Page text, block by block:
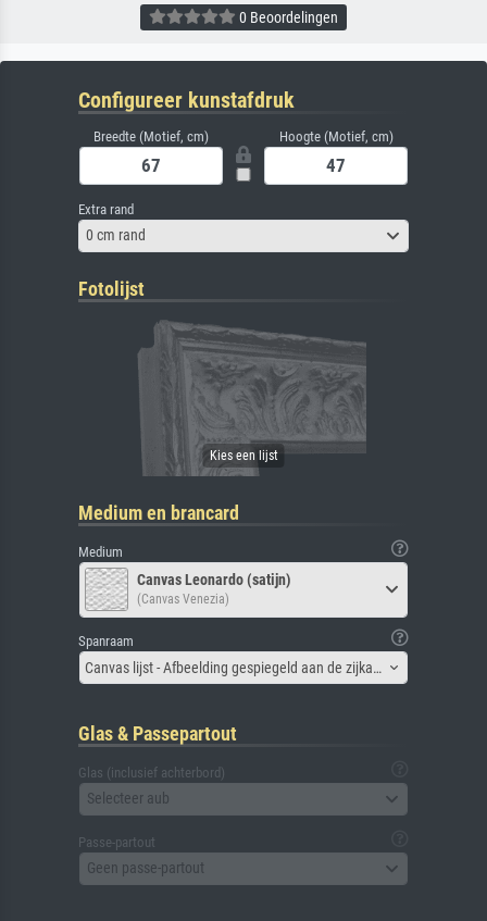
0 Beoordelingen
Configureer kunstafdruk
Breedte (Motief, cm) Hoogte (Motief, cm)
Extra rand
0 cm rand
Fotolijst
Medium en brancard
Medium
Canvas Leonardo (satijn)
(Canvas Venezia)
Spanraam
Canvas lijst - Afbeelding gespiegeld aan de zijkant
Glas & Passepartout
Glas (inclusief achterbord)
Selecteer aub
Passe-partout
Geen passe-partout